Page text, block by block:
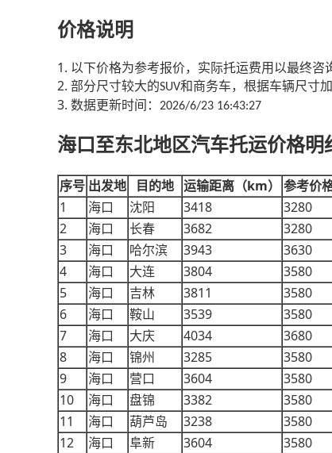
价格说明
1. 以下价格为参考报价，实际托运费用以最终咨
2. 部分尺寸较大的SUV和商务车，根据车辆尺寸
3. 数据更新时间： 2026/6/23 16:43:27
海口至东北地区汽车托运价格明
序号 出发地 目的地 运输距离（km） 参考价
1 海口 沈阳 3418 3280
2
海口 长春 3682 3280
3
海口 哈尔滨 3943 3630
4
海口 大连 3804 3580
5
海口 吉林 3811 3580
6
海口 鞍山 3539 3580
7
海口 大庆 4034 3680
8
海口 锦州 3285 3580
9
海口 营口 3604 3580
10
海口 盘锦 3382 3580
11
海口 葫芦岛 3238 3580
12
海口 阜新 3604 3580